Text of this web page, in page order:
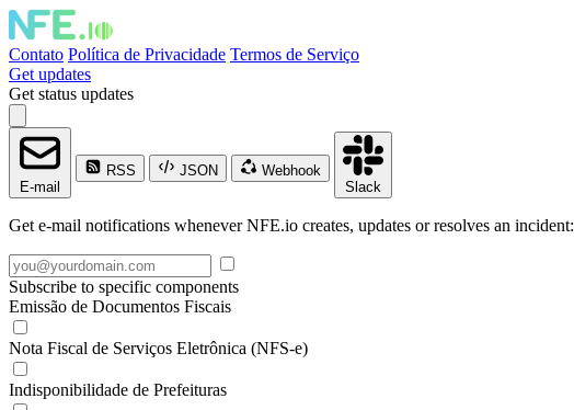
Contato Política de Privacidade Termos de Serviço
Get updates
Get status updates
E-mail
RSS JSON
Webhook
Slack
Get e-mail notifications whenever NFE.io creates, updates or resolves an incident:
Subscribe to specific components
Emissão de Documentos Fiscais
Nota Fiscal de Serviços Eletrônica (NFS-e)
Indisponibilidade de Prefeituras